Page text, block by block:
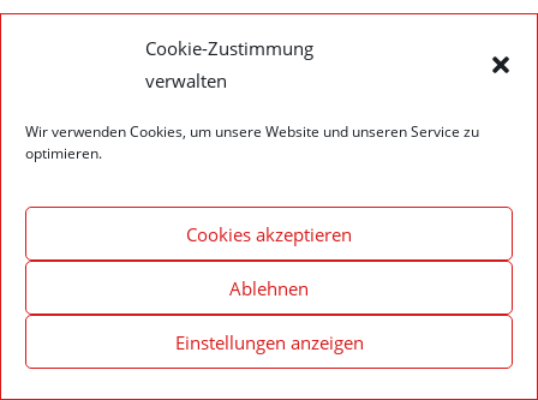
Cookie-Zustimmung
verwalten
Wir verwenden Cookies, um unsere Website und unseren Service zu
optimieren.
Cookies akzeptieren
Ablehnen
Einstellungen anzeigen
© 2020 Feuerwehr Walldürn